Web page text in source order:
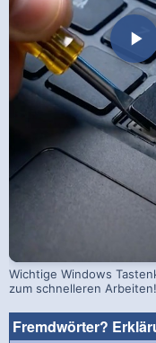
Wichtige Windows
zum schnelleren
Fremdwörter?